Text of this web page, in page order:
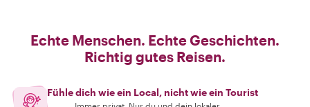
Echte Menschen. Echte Geschichten.
Richtig gutes Reisen.
Fühle dich wie ein Local, nicht wie ein Tourist